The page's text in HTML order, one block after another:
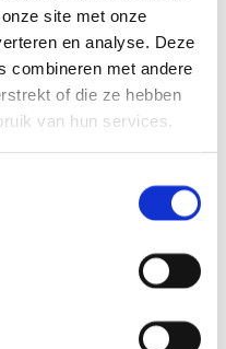
site met onze
en analyse. Deze
combineren met andere
of die ze hebben
van hun services.
met een nieuwe
squashbanen,
kantoren,
KATWIJK
en gerealiseerd.
gesloopt en